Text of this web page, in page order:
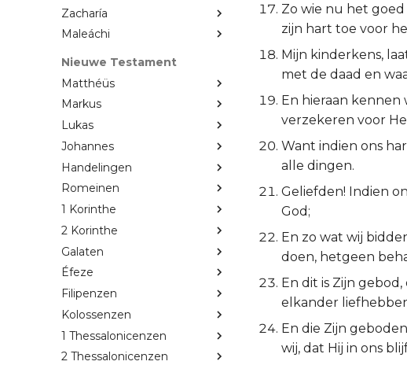
Zacharía
Maleáchi
Nieuwe Testament
Matthéüs
Markus
Lukas
Johannes
Handelingen
Romeinen
1 Korinthe
2 Korinthe
Galaten
Éfeze
Filipenzen
Kolossenzen
1 Thessalonicenzen
2 Thessalonicenzen
Zo wie nu het
zijn hart toe voor
Mijn kinderkens,
met de daad en
En hieraan kennen
verzekeren voor
Want indien ons
alle dingen.
Geliefden! Indien
God;
En zo wat wij
doen, hetgeen
En dit is Zijn
elkander
En die Zijn
wij, dat Hij in ons